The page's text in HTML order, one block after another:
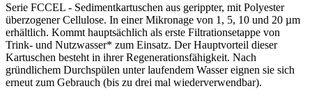
Serie FCCEL - Sedimentkartuschen aus gerippter, mit Polyester
überzogener Cellulose. In einer Mikronage von 1, 5, 10 und 20 µm
erhältlich. Kommt hauptsächlich als erste Filtrationsetappe von
Trink- und Nutzwasser* zum Einsatz. Der Hauptvorteil dieser
Kartuschen besteht in ihrer Regenerationsfähigkeit. Nach
gründlichem Durchspülen unter laufendem Wasser eignen sie sich
erneut zum Gebrauch (bis zu drei mal wiederverwendbar).